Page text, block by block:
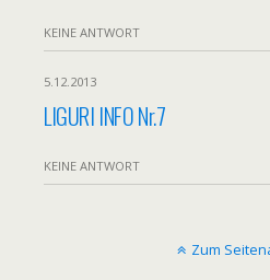
KEINE ANTWORT
5.12.2013
LIGURI INFO Nr.7
KEINE ANTWORT
Zum